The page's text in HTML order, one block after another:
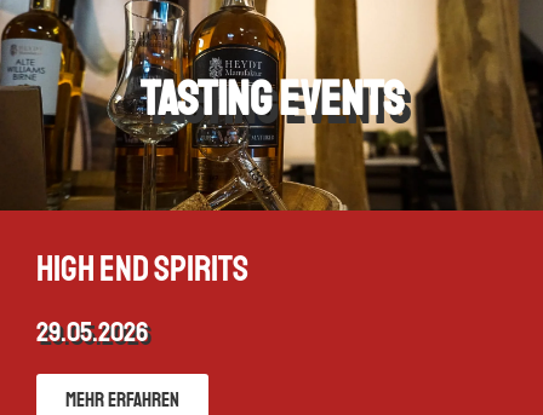
Tasting Events
High End Spirits
29.05.2026
Mehr erfahren